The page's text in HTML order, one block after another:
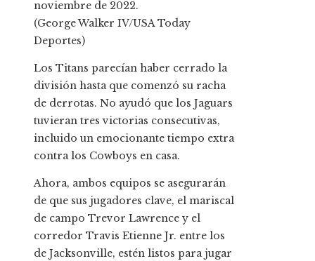
noviembre de 2022.
(George Walker IV/USA Today
Deportes)
Los Titans parecían haber cerrado la
división hasta que comenzó su racha
de derrotas. No ayudó que los Jaguars
tuvieran tres victorias consecutivas,
incluido un emocionante tiempo extra
contra los Cowboys en casa.
Ahora, ambos equipos se asegurarán
de que sus jugadores clave, el mariscal
de campo Trevor Lawrence y el
corredor Travis Etienne Jr. entre los
de Jacksonville, estén listos para jugar